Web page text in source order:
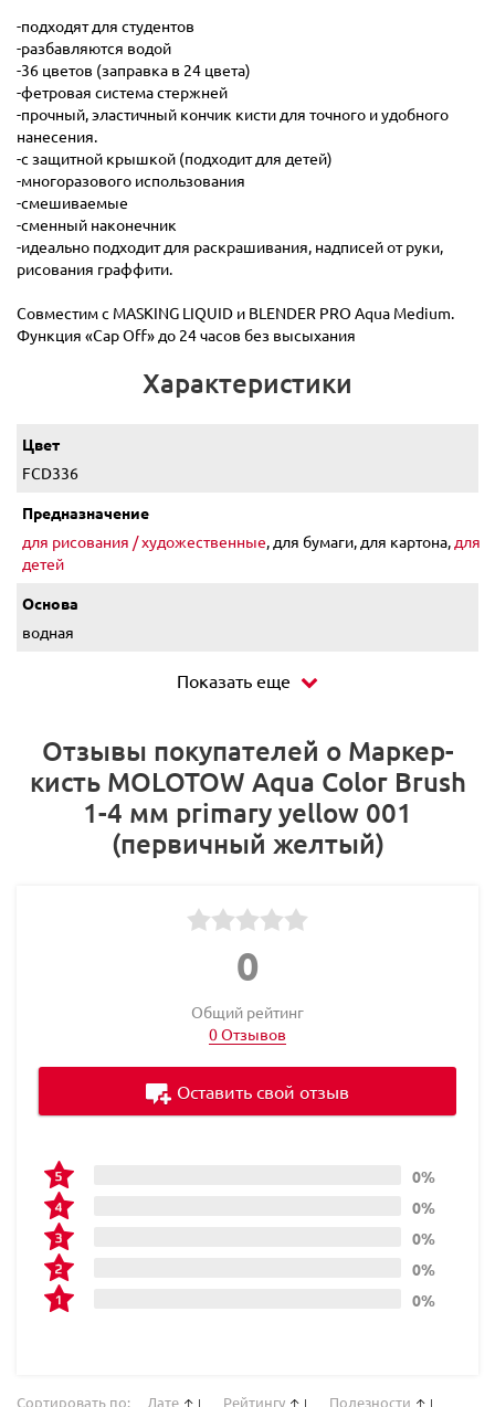
-подходят для студентов
-разбавляются водой
-36 цветов (заправка в 24 цвета)
-фетровая система стержней
-прочный, эластичный кончик кисти для точного и удобного
нанесения.
-с защитной крышкой (подходит для детей)
-многоразового использования
-смешиваемые
-сменный наконечник
-идеально подходит для раскрашивания, надписей от руки,
рисования граффити.
Совместим с MASKING LIQUID и BLENDER PRO Aqua Medium.
Функция «Cap Off» до 24 часов без высыхания
Характеристики
Цвет
FCD336
Предназначение
для рисования / художественные, для бумаги, для картона, для
детей
Основа
водная
Показать еще
Отзывы покупателей о Маркер-
кисть MOLOTOW Aqua Color Brush
1-4 мм primary yellow 001
(первичный желтый)
0
Общий рейтинг
0 Отзывов
0%
0%
0%
0%
0%
Оставить свой отзыв
Сортировать по: Дате Рейтингу Полезности